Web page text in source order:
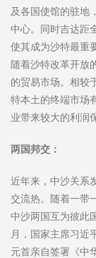
及各国使馆的驻地
中心。同时吉达距
使其成为沙特最重
随着沙特改革开放
的贸易市场。相较
特本土的终端市场
业带来较大的利润
两国邦交：
近年来，中沙关系
交流热。随着一带
中沙两国互为彼此
月，国家主席习近
元首亲自签署《中